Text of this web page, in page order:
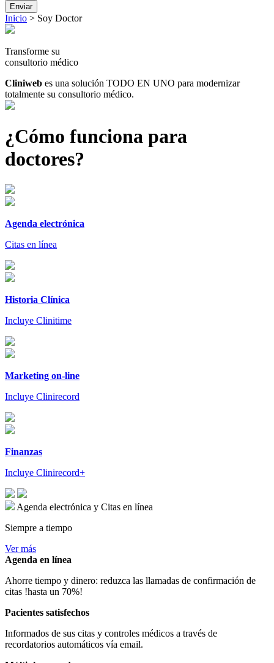
Enviar
Inicio > Soy Doctor
Transforme su
consultorio médico
Cliniweb es una solución TODO EN UNO para modernizar
totalmente su consultorio médico.
¿Cómo funciona para
doctores?
Agenda electrónica
Citas en línea
Historia Clínica
Incluye Clinitime
Marketing on-line
Incluye Clinirecord
Finanzas
Incluye Clinirecord+
Agenda electrónica y Citas en línea
Siempre a tiempo
Ver más
Agenda en línea
Ahorre tiempo y dinero: reduzca las llamadas de confirmación de
citas !hasta un 70%!
Pacientes satisfechos
Informados de sus citas y controles médicos a través de
recordatorios automáticos vía email.